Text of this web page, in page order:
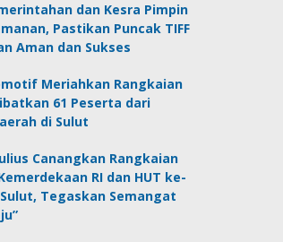
dan Kesra Pimpin
Pastikan Puncak TIFF
Aman dan Sukses
Meriahkan Rangkaian
61 Peserta dari
di Sulut
Canangkan Rangkaian
RI dan HUT ke-
Tegaskan Semangat